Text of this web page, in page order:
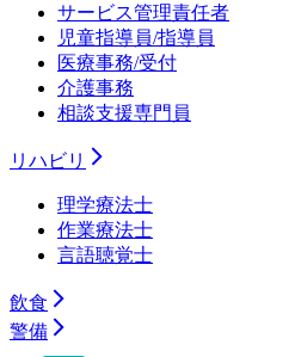
サービス管理責任者
児童指導員/指導員
医療事務/受付
介護事務
相談支援専門員
リハビリ
理学療法士
作業療法士
言語聴覚士
飲食
警備